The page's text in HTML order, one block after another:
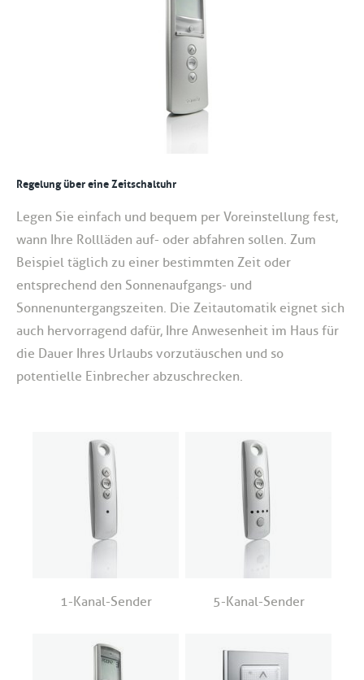
Regelung über eine Zeitschaltuhr
Legen Sie einfach und bequem per Voreinstellung fest,
wann Ihre Rollläden auf- oder abfahren sollen. Zum
Beispiel täglich zu einer bestimmten Zeit oder
entsprechend den Sonnenaufgangs- und
Sonnenuntergangszeiten. Die Zeitautomatik eignet sich
auch hervorragend dafür, Ihre Anwesenheit im Haus für
die Dauer Ihres Urlaubs vorzutäuschen und so
potentielle Einbrecher abzuschrecken.
1-Kanal-Sender 5-Kanal-Sender